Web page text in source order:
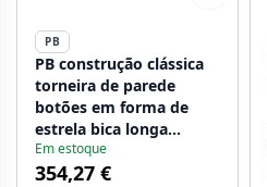
PB
PB construção clássica
torneira de parede
botões em forma de
estrela bica longa
giratória Cromado
1208855442
Em estoque
354,27 €